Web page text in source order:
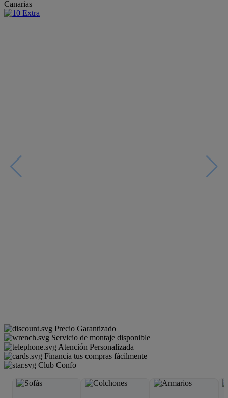
Canarias
Precio Garantizado
Servicio de montaje disponible
Atención Personalizada
Financia tus compras fácilmente
Club Confo